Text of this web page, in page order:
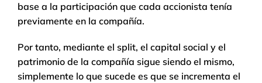
base a la participación que cada accionista tenía
previamente en la compañía.
Por tanto, mediante el split, el capital social y el
patrimonio de la compañía sigue siendo el mismo,
simplemente lo que sucede es que se incrementa el